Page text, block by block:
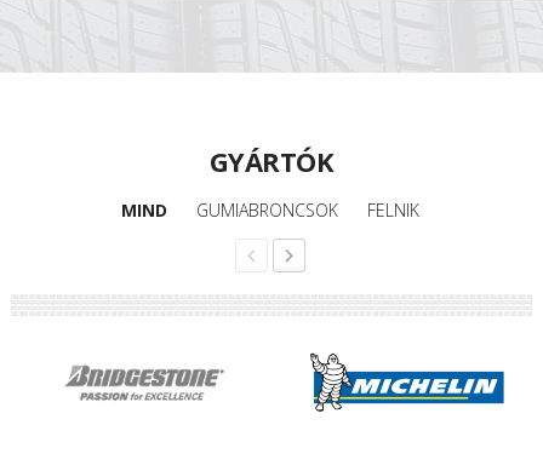
GYÁRTÓK
MIND GUMIABRONCSOK FELNIK